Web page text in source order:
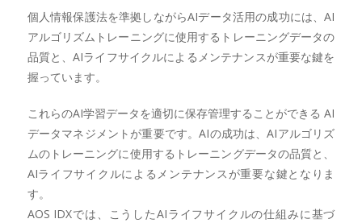
個人情報保護法を準拠しながらAIデータ活用の成功には、AI
アルゴリズムトレーニングに使用するトレーニングデータの
品質と、AIライフサイクルによるメンテナンスが重要な鍵を
握っています。
これらのAI学習データを適切に保存管理することができる AI
データマネジメントが重要です。AIの成功は、AIアルゴリズ
ムのトレーニングに使用するトレーニングデータの品質と、
AIライフサイクルによるメンテナンスが重要な鍵となりま
す。
AOS IDXでは、こうしたAIライフサイクルの仕組みに基づ